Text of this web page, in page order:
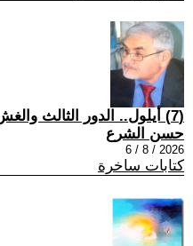
(7) أيلول.. الدور الثالث والغش العلني
حسن الشرع
2026 / 8 / 6
كتابات ساخرة